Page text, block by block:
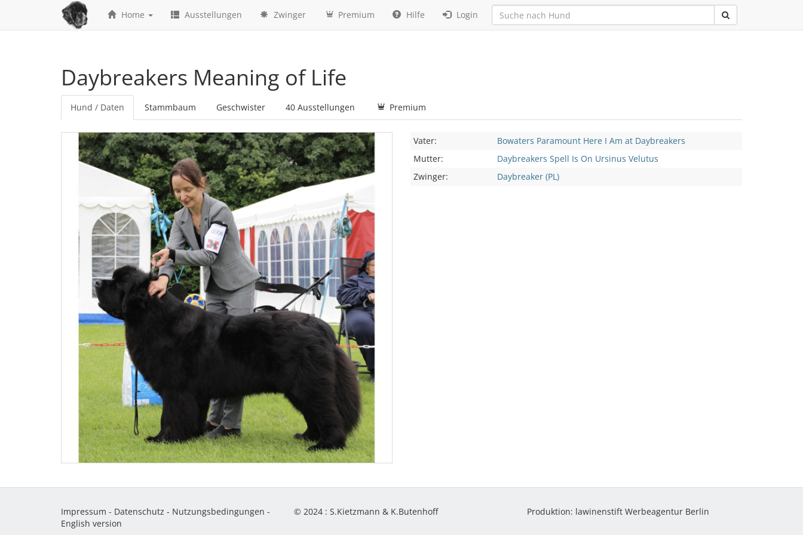
Home Ausstellungen Zwinger Premium Hilfe Login
Daybreakers Meaning of Life
Hund / Daten Stammbaum Geschwister 40 Ausstellungen Premium
Vater:
Bowaters Paramount Here I Am at Daybreakers
Mutter:
Daybreakers Spell Is On Ursinus Velutus
Zwinger:
Daybreaker (PL)
Impressum - Datenschutz - Nutzungsbedingungen -
English version
© 2024 : S.Kietzmann & K.Butenhoff Produktion: lawinenstift Werbeagentur Berlin